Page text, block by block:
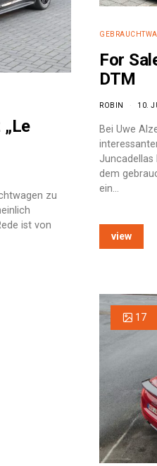
zu
ist von
For
DTM
ROBIN 10.
Bei Uwe
Juncadellas
dem
ein…
view
17